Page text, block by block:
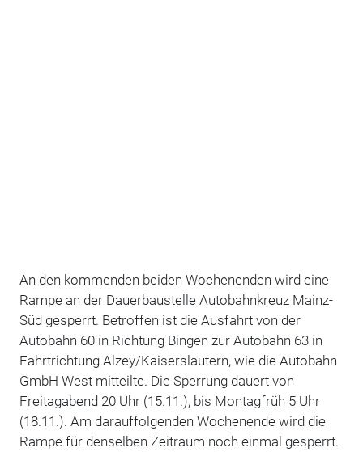
An den kommenden beiden Wochenenden wird eine
Rampe an der Dauerbaustelle Autobahnkreuz Mainz-
Süd gesperrt. Betroffen ist die Ausfahrt von der
Autobahn 60 in Richtung Bingen zur Autobahn 63 in
Fahrtrichtung Alzey/Kaiserslautern, wie die Autobahn
GmbH West mitteilte. Die Sperrung dauert von
Freitagabend 20 Uhr (15.11.), bis Montagfrüh 5 Uhr
(18.11.). Am darauffolgenden Wochenende wird die
Rampe für denselben Zeitraum noch einmal gesperrt.